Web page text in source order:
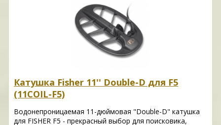
Катушка Fisher 11'' Double-D для F5
(11COIL-F5)
Водонепроницаемая 11-дюймовая "Double-D" катушка
для FISHER F5 - прекрасный выбор для поисковика,